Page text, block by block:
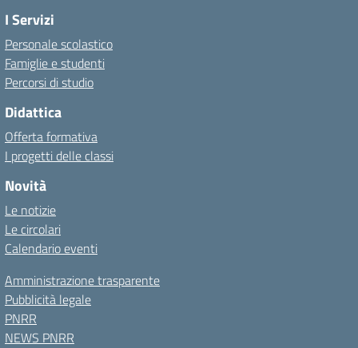
I Servizi
Personale scolastico
Famiglie e studenti
Percorsi di studio
Didattica
Offerta formativa
I progetti delle classi
Novità
Le notizie
Le circolari
Calendario eventi
Amministrazione trasparente
Pubblicità legale
PNRR
NEWS PNRR